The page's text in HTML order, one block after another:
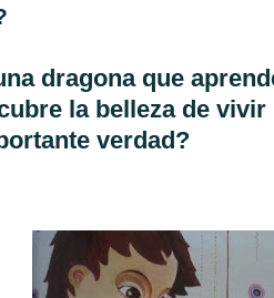
dragona que
la belleza de
verdad?